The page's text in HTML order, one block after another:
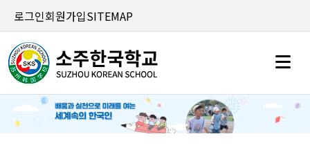
로그인회원가입SITEMAP